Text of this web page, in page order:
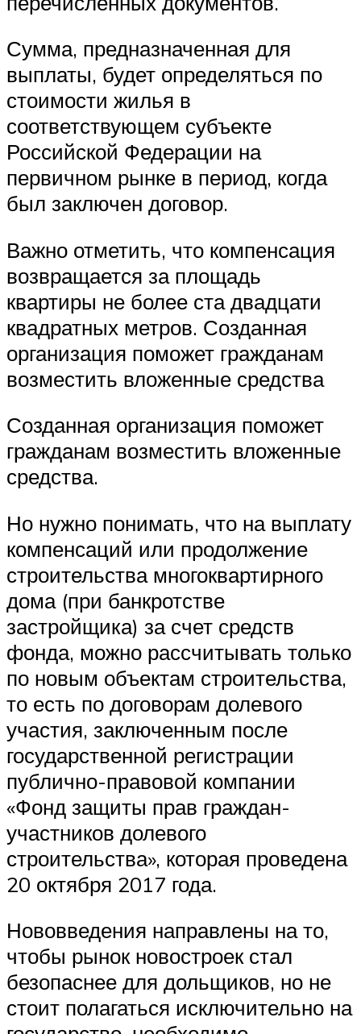
Сумма, предназначенная для
выплаты, будет определяться по
стоимости жилья в
соответствующем субъекте
Российской Федерации на
первичном рынке в период, когда
был заключен договор.
Важно отметить, что компенсация
возвращается за площадь
квартиры не более ста двадцати
квадратных метров. Созданная
организация поможет гражданам
возместить вложенные средства
Созданная организация поможет
гражданам возместить вложенные
средства.
Но нужно понимать, что на выплату
компенсаций или продолжение
строительства многоквартирного
дома (при банкротстве
застройщика) за счет средств
фонда, можно рассчитывать только
по новым объектам строительства,
то есть по договорам долевого
участия, заключенным после
государственной регистрации
публично-правовой компании
«Фонд защиты прав граждан-
участников долевого
строительства», которая проведена
20 октября 2017 года.
Нововведения направлены на то,
чтобы рынок новостроек стал
безопаснее для дольщиков, но не
стоит полагаться исключительно на